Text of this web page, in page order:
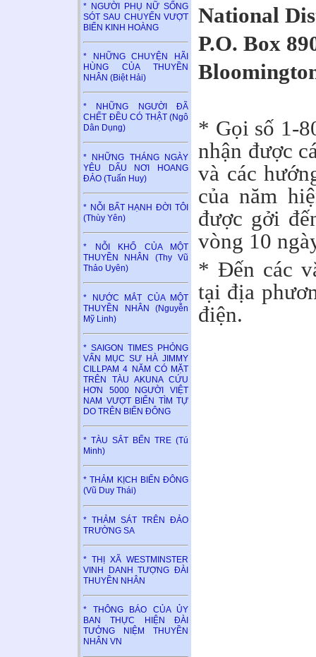
* NGƯỜI PHỤ NỮ SỐNG
SÓT SAU CHUYẾN VƯỢT
BIỂN KINH HOÀNG
* NHỮNG CHUYỆN HÃI
HÙNG CỦA THUYỀN
NHÂN (Biệt Hải)
* NHỮNG NGƯỜI ĐÃ
CHẾT ĐỀU CÓ THẬT (Ngô
Dân Dụng)
* NHỮNG THÁNG NGÀY
YÊU DẤU NƠI HOANG
ĐẢO (Tuấn Huy)
* NỖI BẤT HẠNH ĐỜI TÔI
(Thùy Yên)
* NỖI KHỔ CỦA MỘT
THUYỀN NHÂN (Thy Vũ
Thảo Uyên)
* NƯỚC MẮT CỦA MỘT
THUYỀN NHÂN (Nguyễn
Mỹ Linh)
* SAIGON TIMES PHỎNG
VẤN MỤC SƯ HÀ JIMMY
CILLPAM 4 NĂM CÓ MẶT
TRÊN TÀU AKUNA CỨU
HƠN 5000 NGƯỜI VIỆT
NAM VƯỢT BIỂN TÌM TỰ
DO TRÊN BIỂN ĐÔNG
* TÀU SẮT BẾN TRE (Tú
Minh)
* THẢM KỊCH BIỂN ĐÔNG
(Vũ Duy Thái)
* THẢM SÁT TRÊN ĐẢO
TRƯỜNG SA
* THỊ XÃ WESTMINSTER
VINH DANH TƯỢNG ĐÀI
THUYỀN NHÂN
* THÔNG BÁO CỦA ỦY
BAN THỰC HIỆN ĐÀI
TƯỞNG NIỆM THUYỀN
NHÂN VN
National
P.O. Box
* Gọi số 1-
nhận được
và các
của năm
được gởi
vòng 10
* Đến các
tại địa
điện.